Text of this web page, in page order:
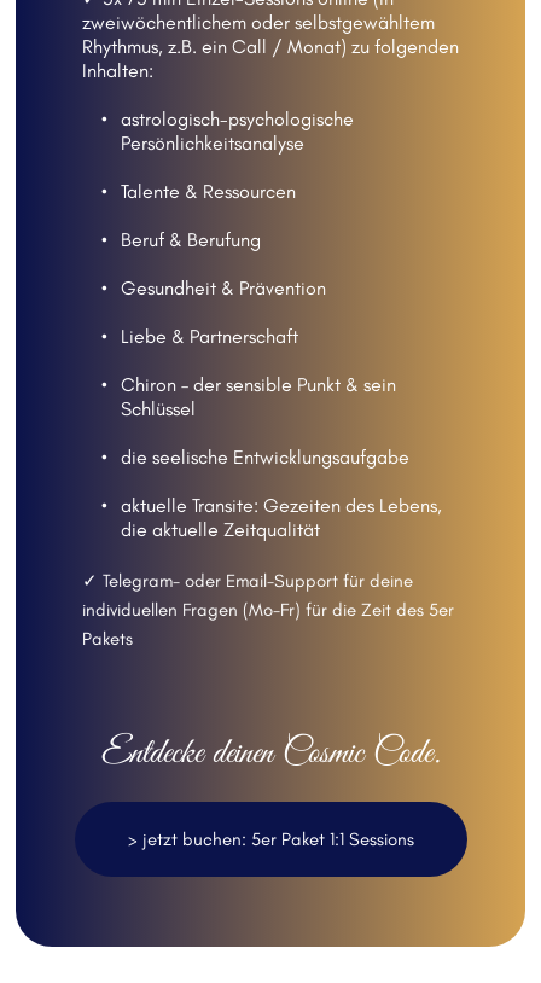
zweiwöchentlichem oder selbstgewähltem
Rhythmus, z.B. ein Call / Monat) zu folgenden
Inhalten:
astrologisch-psychologische
Persönlichkeitsanalyse
Talente & Ressourcen
Beruf & Berufung
Gesundheit & Prävention
Liebe & Partnerschaft
Chiron – der sensible Punkt & sein
Schlüssel
die seelische Entwicklungsaufgabe
aktuelle Transite: Gezeiten des Lebens,
die aktuelle Zeitqualität
✓ Telegram- oder Email-Support für deine
individuellen Fragen (Mo-Fr) für die Zeit des 5er
Pakets
Entdecke deinen Cosmic Code.
> jetzt buchen: 5er Paket 1:1 Sessions